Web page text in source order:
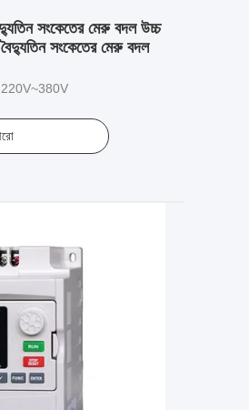
সংকেতের মেরু বদল উচ্চ
বৈদ্যুতিন সংকেতের মেরু বদল
220V~380V